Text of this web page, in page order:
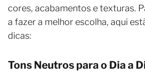
cores, acabamentos e texturas.
a fazer a melhor escolha, aqui
dicas:
Tons Neutros para o Dia a